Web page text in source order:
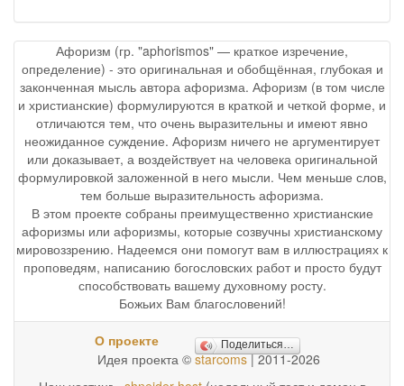
Афоризм (гр. "aphorismos" — краткое изречение,
определение) - это оригинальная и обобщённая, глубокая и
законченная мысль автора афоризма. Афоризм (в том числе
и христианские) формулируются в краткой и четкой форме, и
отличаются тем, что очень выразительны и имеют явно
неожиданное суждение. Афоризм ничего не аргументирует
или доказывает, а воздействует на человека оригинальной
формулировкой заложенной в него мысли. Чем меньше слов,
тем больше выразительность афоризма.
В этом проекте собраны преимущественно христианские
афоризмы или афоризмы, которые созвучны христианскому
мировоззрению. Надеемся они помогут вам в иллюстрациях к
проповедям, написанию богословских работ и просто будут
способствовать вашему духовному росту.
Божьих Вам благословений!
О проекте Поделиться…
Идея проекта © starcoms| 2011-2026